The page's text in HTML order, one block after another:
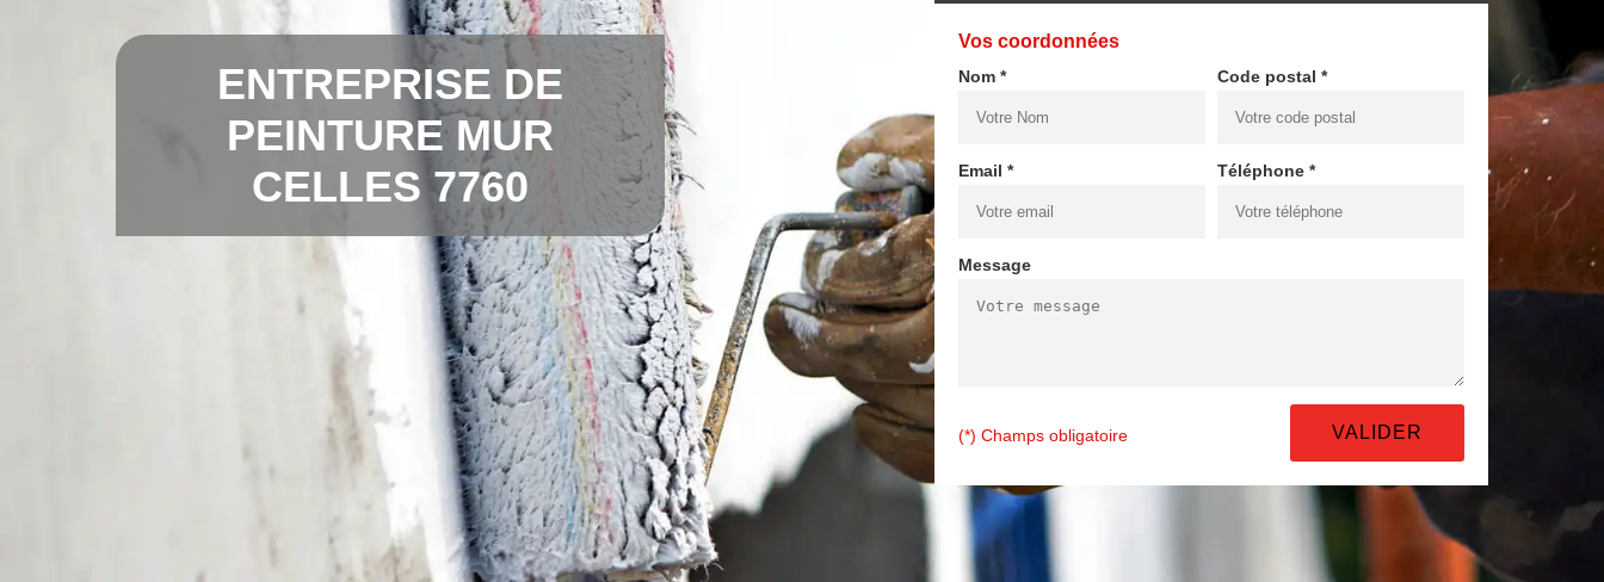
ENTREPRISE DE
PEINTURE MUR
CELLES 7760
Vos coordonnées
Nom * Code postal *
Email * Téléphone *
Message
(*) Champs obligatoire